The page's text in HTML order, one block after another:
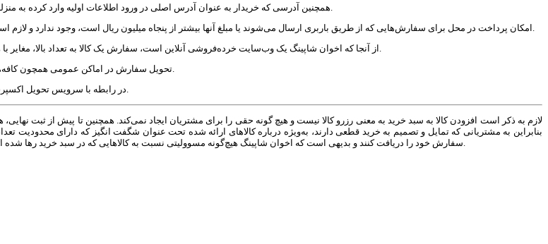
همچنین آدرسی که خریدار به عنوان آدرس اصلی در ورود اطلاعات اولیه وارد کرده به منزله ادرس ارسال می یاشد در صورت نیاز به تغییر ارسال با بخش فروش یا در قسمت آدرس ثانویه اعلام نماید.
- امکان پرداخت در محل برای سفارش‌هایی که از طریق باربری ارسال می‌شوند یا مبلغ آنها بیشتر از پنجاه میلیون ریال است، وجود ندارد و لازم است پیش از ارسال، مبلغ اینگونه سفارش‌ها از طریق پرداخت کارت به کارت یا پرداخت اینترنتی تسویه شود.
- از آنجا که اخوان شاپینگ یک وب‌سایت خرده‌فروشی آنلاین است، سفارش یک کالا به تعداد بالا، مغایر با هدف مصرف خریدار است و در صورت ثبت چنین سفارشی، لازم است پیش از ارسال، مبلغ آن تسویه شود.
- تحویل سفارش در اماکن عمومی همچون کافه، کافی نت، رستوران، هتل و مانند آن امکان‌پذیر نیست و لازم است آدرس تحویل، دقیق و قابل استناد باشد.
- در رابطه با سرویس تحویل اکسپرس فروشگاه اینترنتی اخوان شاپینگ، سفارش درب اصلی ساختمان (منتهی به خیابان) تحویل داده می‌شود.
بنابراین به مشتریانی که تمایل و تصمیم به خرید قطعی دارند، به‌ویژه درباره کالاهای ارائه شده تحت عنوان شگفت انگیز که دارای محدودیت
روبرو نشوند. شایان ذکر است سفارش تنها زمانی نهایی می‌شود که کاربران کد سبد خرید (dkc) سفارش خود را دریافت کنند و بدیهی است که اخوان شاپینگ هیچ‌گونه مسوولیتی نسبت به کالاهایی که در سبد خرید رها شده است، ندارد.